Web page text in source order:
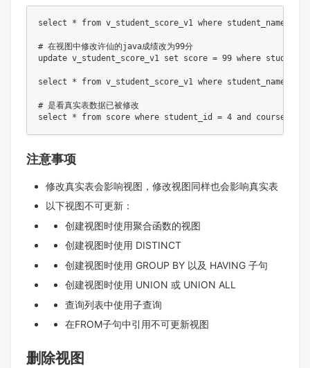
select * from v_student_score_v1 where student_name
# 在视图中修改许仙的java成绩改为99分
update v_student_score_v1 set score = 99 where
select * from v_student_score_v1 where student_name
# 是看真实表数据已被修改
select
* from score where student_id = 4 and course_id
注意事项
修改真实表会影响视图，修改视图同样也会影响真实表
以下视图不可更新：
创建视图时使⽤聚合函数的视图
创建视图时使⽤ DISTINCT
创建视图时使⽤ GROUP BY 以及 HAVING ⼦句
创建视图时使⽤ UNION 或 UNION ALL
查询列表中使⽤⼦查询
在FROM⼦句中引⽤不可更新视图
删除视图